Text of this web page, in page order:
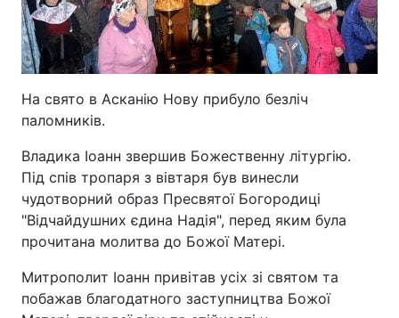
На свято в Асканію Нову прибуло безліч
паломників.
Владика Іоанн звершив Божественну літургію.
Під спів тропаря з вівтаря був винесли
чудотворний образ Пресвятої Богородиці
"Відчайдушних єдина Надія", перед яким була
прочитана молитва до Божої Матері.
Митрополит Іоанн привітав усіх зі святом та
побажав благодатного заступництва Божої